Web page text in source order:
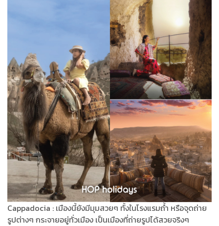
Cappadocia : เมืองนี้ยังมีมุมสวยๆ ทั้งในโรงแรมถ้ำ หรือจุดถ่าย
รูปต่างๆ กระจายอยู่ทั่วเมือง เป็นเมืองที่ถ่ายรูปได้สวยจริงๆ